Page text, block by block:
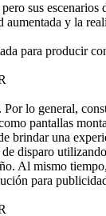
sus escenarios
y la
para producir
lo general,
pantallas
brindar una
disparo
Al mismo
para